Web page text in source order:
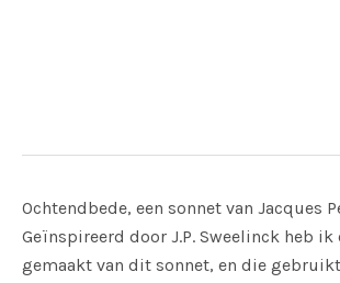
Ochtendbede, een sonnet van Jacques
Geïnspireerd door J.P. Sweelinck heb ik
gemaakt van dit sonnet, en die